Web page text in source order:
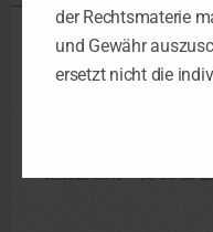
Steuerkanzlei Leipzig
Telefax 0341 – 98 38 88-
der Rechtsmaterie
und Gewähr
ersetzt nicht die